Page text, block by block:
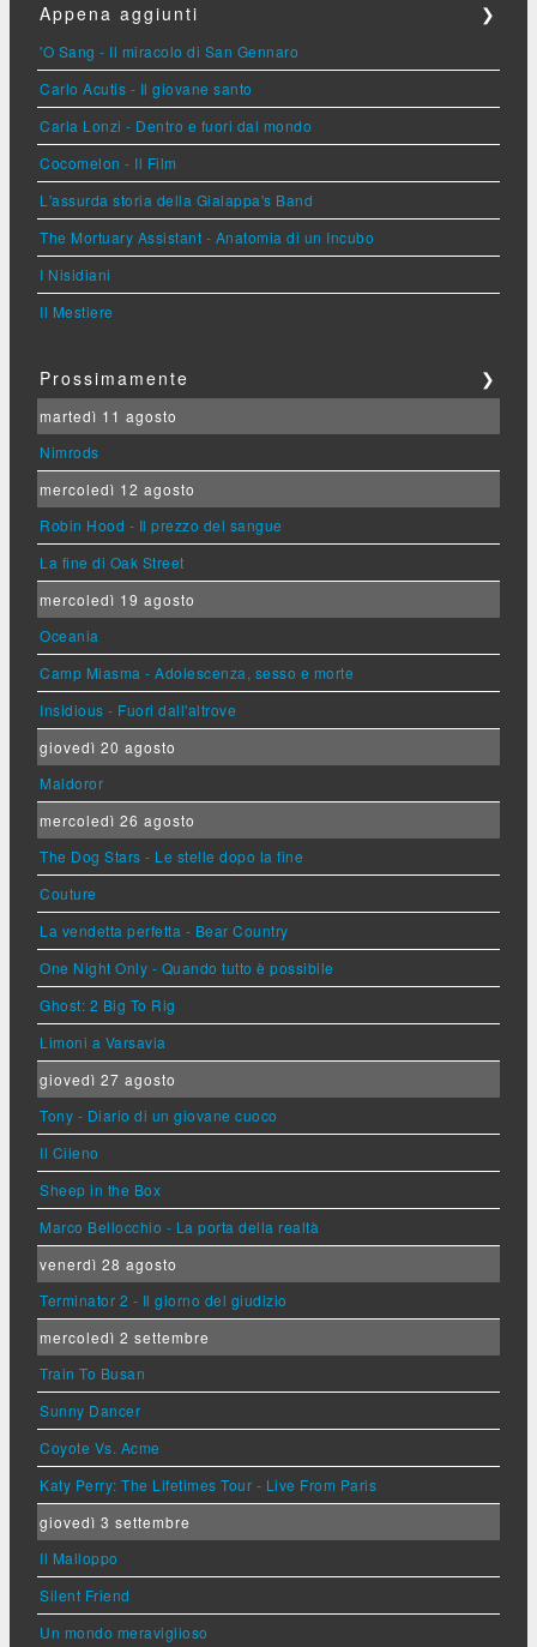
Appena aggiunti ❯
'O Sang - Il miracolo di San Gennaro
Carlo Acutis - Il giovane santo
Carla Lonzi - Dentro e fuori dal mondo
Cocomelon - Il Film
L'assurda storia della Gialappa's Band
The Mortuary Assistant - Anatomia di un Incubo
I Nisidiani
Il Mestiere
Prossimamente ❯
martedì 11 agosto
Nimrods
mercoledì 12 agosto
Robin Hood - Il prezzo del sangue
La fine di Oak Street
mercoledì 19 agosto
Oceania
Camp Miasma - Adolescenza, sesso e morte
Insidious - Fuori dall'altrove
giovedì 20 agosto
Maldoror
mercoledì 26 agosto
The Dog Stars - Le stelle dopo la fine
Couture
La vendetta perfetta - Bear Country
One Night Only - Quando tutto è possibile
Ghost: 2 Big To Rig
Limoni a Varsavia
giovedì 27 agosto
Tony - Diario di un giovane cuoco
Il Cileno
Sheep in the Box
Marco Bellocchio - La porta della realtà
venerdì 28 agosto
Terminator 2 - Il giorno del giudizio
mercoledì 2 settembre
Train To Busan
Sunny Dancer
Coyote Vs. Acme
Katy Perry: The Lifetimes Tour - Live From Paris
giovedì 3 settembre
Il Malloppo
Silent Friend
Un mondo meraviglioso